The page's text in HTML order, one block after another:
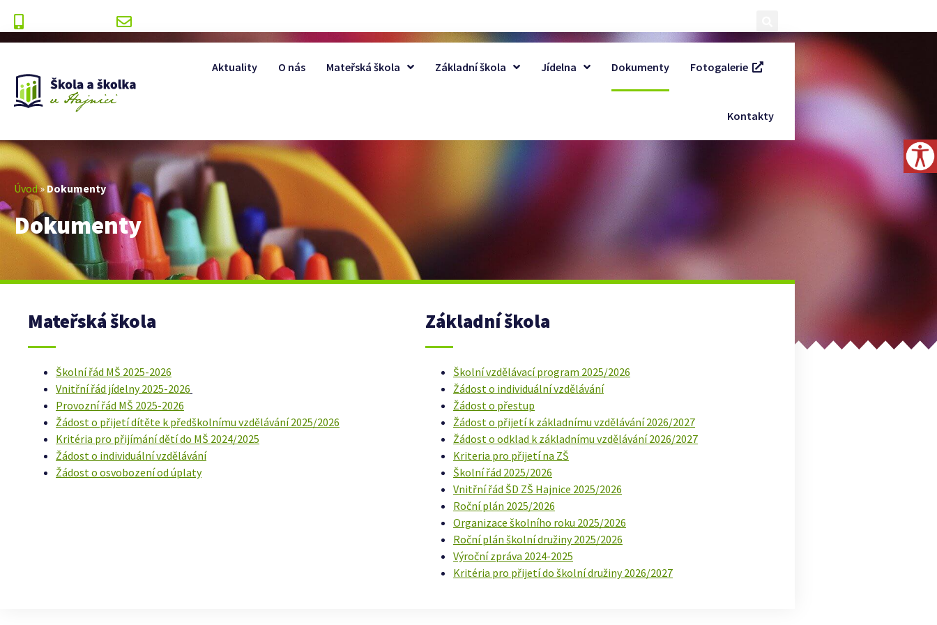
Aktuality O nás Mateřská škola Základní škola Jídelna Dokumenty Fotogalerie
Kontakty
Úvod» Dokumenty
Dokumenty
Mateřská škola
Školní řád MŠ 2025-2026
Vnitřní řád jídelny 2025-2026
Provozní řád MŠ 2025-2026
Žádost o přijetí dítěte k předškolnímu vzdělávání 2025/2026
Kritéria pro přijímání dětí do MŠ 2024/2025
Žádost o individuální vzdělávání
Žádost o osvobození od úplaty
Základní škola
Školní vzdělávací program 2025/2026
Žádost o individuální vzdělávání
Žádost o přestup
Žádost o přijetí k základnímu vzdělávání 2026/2027
Žádost o odklad k základnímu vzdělávání 2026/2027
Kriteria pro přijetí na ZŠ
Školní řád 2025/2026
Vnitřní řád ŠD ZŠ Hajnice 2025/2026
Roční plán 2025/2026
Organizace školního roku 2025/2026
Roční plán školní družiny 2025/2026
Výroční zpráva 2024-2025
Kritéria pro přijetí do školní družiny 2026/2027